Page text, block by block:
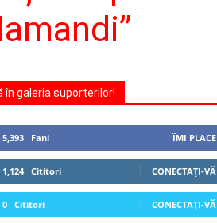
în galeria suporterilor!
5,393 Fani ÎMI PLACE
1,124 Cititori CONECTAȚI-VĂ
0 Cititori CONECTAȚI-VĂ